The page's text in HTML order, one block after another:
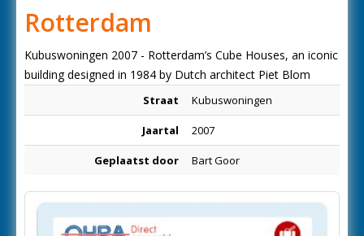
Rotterdam
Kubuswoningen 2007 - Rotterdam’s Cube Houses, an iconic
building designed in 1984 by Dutch architect Piet Blom
Straat Kubuswoningen
Jaartal 2007
Geplaatst door Bart Goor